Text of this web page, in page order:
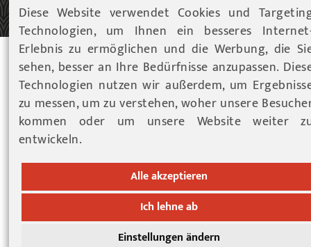
Diese Website verwendet Cookies und
Technologien, um Ihnen ein besseres
Erlebnis zu ermöglichen und die Werbung, die
sehen, besser an Ihre Bedürfnisse anzupassen.
Technologien nutzen wir außerdem, um
zu messen, um zu verstehen, woher unsere
kommen oder um unsere Website weiter
entwickeln.
Alle akzeptieren
Ich lehne ab
Einstellungen ändern
ZUM NEWSLETTER EINTRAG...
© 2026 Gemeinde Fohnsdorf |Datenschutz|Cookies
Hinweise|Impressum
Werbeagentur Gössler & Sailer OG